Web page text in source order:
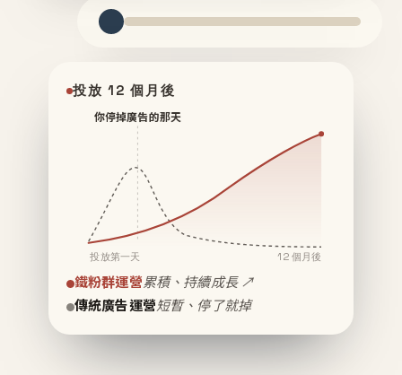
投放 12 個月後
你停掉廣告的那天
投放第一天 12 個月後
鐵粉群運營累積、持續成長 ↗
傳統廣告運營短暫、停了就掉